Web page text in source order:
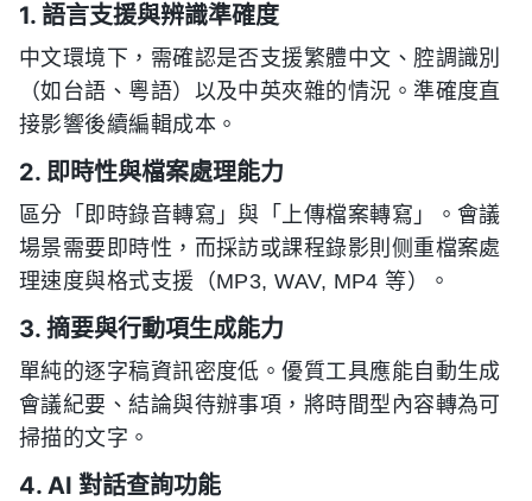
1. 語言支援與辨識準確度
中文環境下，需確認是否支援繁體中文、腔調識別
（如台語、粵語）以及中英夾雜的情況。準確度直
接影響後續編輯成本。
2. 即時性與檔案處理能力
區分「即時錄音轉寫」與「上傳檔案轉寫」。會議
場景需要即時性，而採訪或課程錄影則侧重檔案處
理速度與格式支援（MP3, WAV, MP4 等）。
3. 摘要與行動項生成能力
單純的逐字稿資訊密度低。優質工具應能自動生成
會議紀要、結論與待辦事項，將時間型內容轉為可
掃描的文字。
4. AI 對話查詢功能